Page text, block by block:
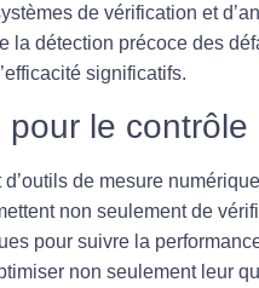
de vérification et
la détection précoce des
significatifs.
le contrôle
de mesure
non seulement de
pour suivre la
non seulement leur